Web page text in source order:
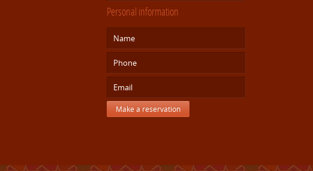
Personal information
Make a reservation